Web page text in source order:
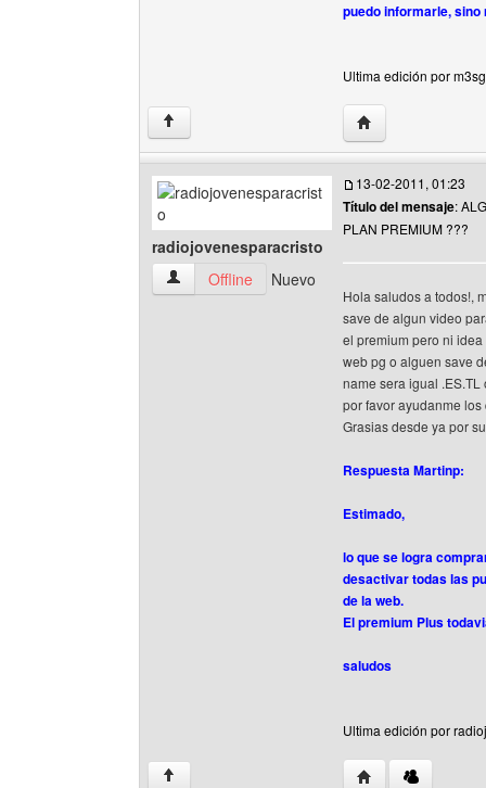
puedo informarle, sino
Ultima edición por
↑ Visitar sitio web
radiojovenesparacristo
radiojovenesparacristo Ver perfil del usuario
Offline Nuevo
13-02-2011, 01:23
Título del mensaje:
PLAN PREMIUM ???
Hola saludos a todos!,
save de algun video
el premium pero ni
web pg o alguen save
name sera igual
por favor ayudanme
Grasias desde ya por
Respuesta Martinp:
Estimado,
lo que se logra
desactivar todas las
de la web.
El premium Plus
saludos
Ultima edición por
↑ Visitar sitio web